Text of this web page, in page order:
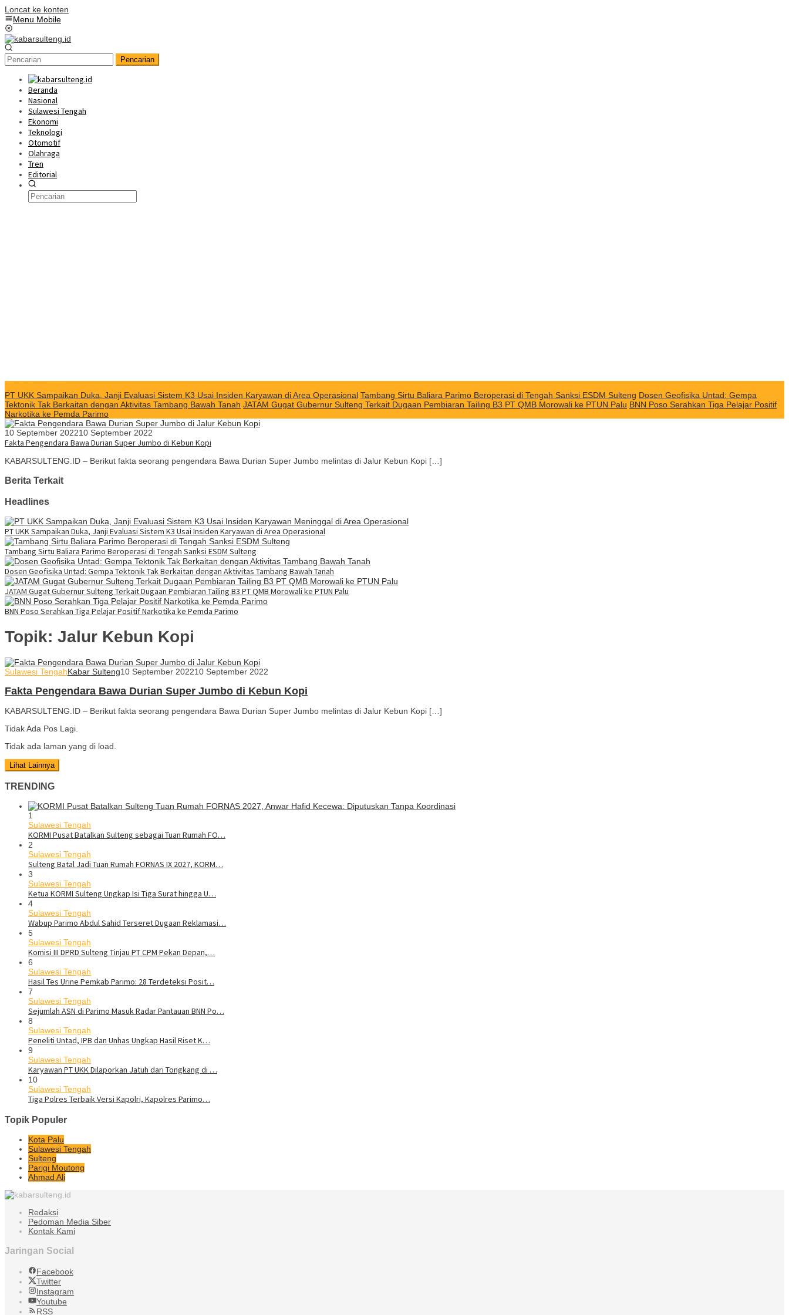
Loncat ke konten
Menu Mobile
Pencarian
Beranda
Nasional
Sulawesi Tengah
Ekonomi
Teknologi
Otomotif
Olahraga
Tren
Editorial
PT UKK Sampaikan Duka, Janji Evaluasi Sistem K3 Usai Insiden Karyawan di Area Operasional Tambang Sirtu Baliara Parimo Beroperasi di Tengah Sanksi ESDM Sulteng Dosen Geofisika Untad: Gempa
Tektonik Tak Berkaitan dengan Aktivitas Tambang Bawah Tanah JATAM Gugat Gubernur Sulteng Terkait Dugaan Pembiaran Tailing B3 PT QMB Morowali ke PTUN Palu BNN Poso Serahkan Tiga Pelajar Positif
Narkotika ke Pemda Parimo
10 September 202210 September 2022
Fakta Pengendara Bawa Durian Super Jumbo di Kebun Kopi
KABARSULTENG.ID – Berikut fakta seorang pengendara Bawa Durian Super Jumbo melintas di Jalur Kebun Kopi […]
Berita Terkait
Headlines
PT UKK Sampaikan Duka, Janji Evaluasi Sistem K3 Usai Insiden Karyawan di Area Operasional
Tambang Sirtu Baliara Parimo Beroperasi di Tengah Sanksi ESDM Sulteng
Dosen Geofisika Untad: Gempa Tektonik Tak Berkaitan dengan Aktivitas Tambang Bawah Tanah
JATAM Gugat Gubernur Sulteng Terkait Dugaan Pembiaran Tailing B3 PT QMB Morowali ke PTUN Palu
BNN Poso Serahkan Tiga Pelajar Positif Narkotika ke Pemda Parimo
Topik: Jalur Kebun Kopi
Sulawesi TengahKabar Sulteng10 September 202210 September 2022
Fakta Pengendara Bawa Durian Super Jumbo di Kebun Kopi
KABARSULTENG.ID – Berikut fakta seorang pengendara Bawa Durian Super Jumbo melintas di Jalur Kebun Kopi […]
Tidak Ada Pos Lagi.
Tidak ada laman yang di load.
Lihat Lainnya
TRENDING
1
Sulawesi Tengah
KORMI Pusat Batalkan Sulteng sebagai Tuan Rumah FO…
2
Sulawesi Tengah
Sulteng Batal Jadi Tuan Rumah FORNAS IX 2027, KORM…
3
Sulawesi Tengah
Ketua KORMI Sulteng Ungkap Isi Tiga Surat hingga U…
4
Sulawesi Tengah
Wabup Parimo Abdul Sahid Terseret Dugaan Reklamasi…
5
Sulawesi Tengah
Komisi III DPRD Sulteng Tinjau PT CPM Pekan Depan,…
6
Sulawesi Tengah
Hasil Tes Urine Pemkab Parimo: 28 Terdeteksi Posit…
7
Sulawesi Tengah
Sejumlah ASN di Parimo Masuk Radar Pantauan BNN Po…
8
Sulawesi Tengah
Peneliti Untad, IPB dan Unhas Ungkap Hasil Riset K…
9
Sulawesi Tengah
Karyawan PT UKK Dilaporkan Jatuh dari Tongkang di …
10
Sulawesi Tengah
Tiga Polres Terbaik Versi Kapolri, Kapolres Parimo…
Topik Populer
Kota Palu
Sulawesi Tengah
Sulteng
Parigi Moutong
Ahmad Ali
Redaksi
Pedoman Media Siber
Kontak Kami
Jaringan Social
Facebook
Twitter
Instagram
Youtube
RSS